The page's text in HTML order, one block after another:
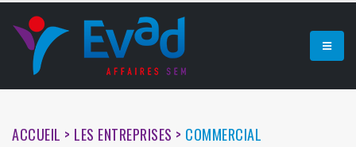
ACCUEIL > LES ENTREPRISES > COMMERCIAL